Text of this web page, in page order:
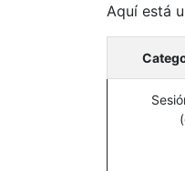
Aquí está